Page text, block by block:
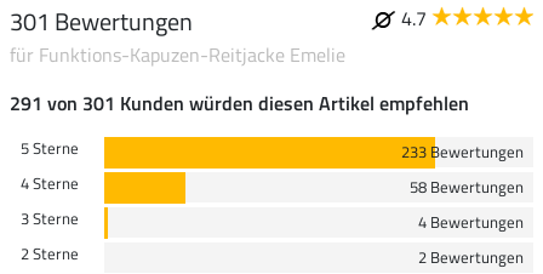
301 Bewertungen
4.7
für Funktions-Kapuzen-Reitjacke Emelie
291 von 301 Kunden würden diesen Artikel empfehlen
5 Sterne
233 Bewertungen
4 Sterne
58 Bewertungen
3 Sterne
4 Bewertungen
2 Sterne
2 Bewertungen